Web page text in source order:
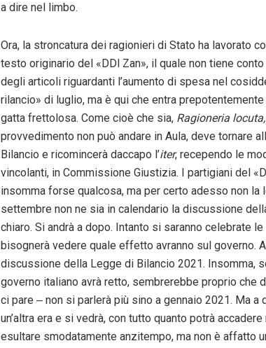
a dire nel limbo.
Ora, la stroncatura dei ragionieri di Stato ha lavorato
testo originario del «DDl Zan», il quale non tiene
degli articoli riguardanti l’aumento di spesa nel
rilancio» di luglio, ma è qui che entra
gatta frettolosa. Come cioè che sia, Ragioneria
provvedimento non può andare in Aula, deve tornare
Bilancio e ricomincerà daccapo l’iter, recependo le
vincolanti, in Commissione Giustizia. I partigiani del
insomma forse qualcosa, ma per certo adesso non la
settembre non ne sia in calendario la discussione
chiaro. Si andrà a dopo. Intanto si saranno celebrate
bisognerà vedere quale effetto avranno sul governo.
discussione della Legge di Bilancio 2021. Insomma,
governo italiano avrà retto, sembrerebbe proprio che
ci pare ‒ non si parlerà più sino a gennaio 2021. Ma a
un’altra era e si vedrà, con tutto quanto potrà
esultare smodatamente anzitempo, ma non è affatto